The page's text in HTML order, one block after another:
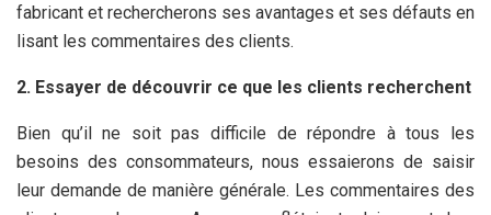
fabricant et rechercherons ses avantages et ses défauts en
lisant les commentaires des clients.
2. Essayer de découvrir ce que les clients recherchent
Bien qu’il ne soit pas difficile de répondre à tous les
besoins des consommateurs, nous essaierons de saisir
leur demande de manière générale. Les commentaires des